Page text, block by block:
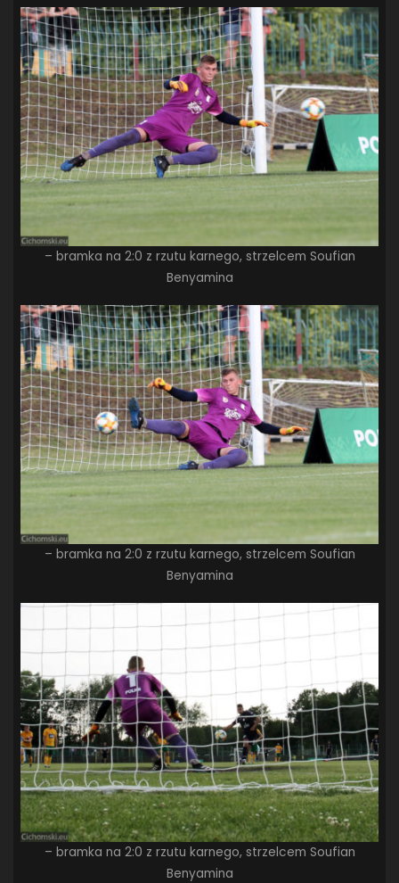
– bramka na 2:0 z rzutu karnego, strzelcem Soufian
Benyamina
– bramka na 2:0 z rzutu karnego, strzelcem Soufian
Benyamina
– bramka na 2:0 z rzutu karnego, strzelcem Soufian
Benyamina